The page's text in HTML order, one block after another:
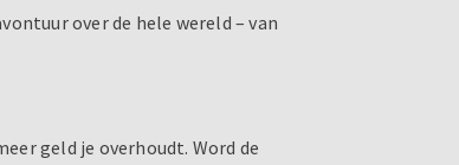
over de hele wereld – van
geld je overhoudt. Word de